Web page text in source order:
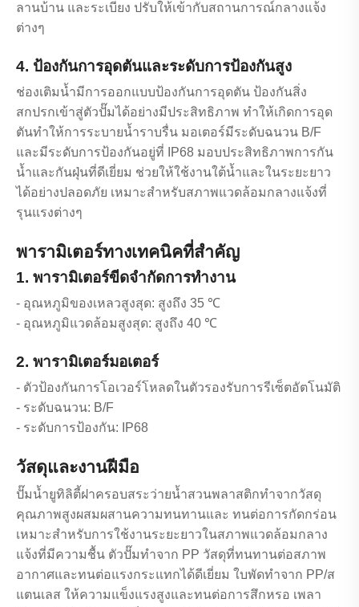
ลานบ้าน และระเบียง ปรับให้เข้ากับสถานการณ์กลางแจ้ง
ต่างๆ
4. ป้องกันการอุดตันและระดับการป้องกันสูง
ช่องเติมน้ำมีการออกแบบป้องกันการอุดตัน ป้องกันสิ่ง
สกปรกเข้าสู่ตัวปั๊มได้อย่างมีประสิทธิภาพ ทำให้เกิดการอุด
ตันทำให้การระบายน้ำราบรื่น มอเตอร์มีระดับฉนวน B/F
และมีระดับการป้องกันอยู่ที่ IP68 มอบประสิทธิภาพการกัน
น้ำและกันฝุ่นที่ดีเยี่ยม ช่วยให้ใช้งานใต้น้ำและในระยะยาว
ได้อย่างปลอดภัย เหมาะสำหรับสภาพแวดล้อมกลางแจ้งที่
รุนแรงต่างๆ
พารามิเตอร์ทางเทคนิคที่สำคัญ
1. พารามิเตอร์ขีดจำกัดการทำงาน
- อุณหภูมิของเหลวสูงสุด: สูงถึง 35 ℃
- อุณหภูมิแวดล้อมสูงสุด: สูงถึง 40 ℃
2. พารามิเตอร์มอเตอร์
- ตัวป้องกันการโอเวอร์โหลดในตัวรองรับการรีเซ็ตอัตโนมัติ
- ระดับฉนวน: B/F
- ระดับการป้องกัน: IP68
วัสดุและงานฝีมือ
ปั๊มน้ำยูทิลิตี้ฝาครอบสระว่ายน้ำสวนพลาสติกทำจากวัสดุ
คุณภาพสูงผสมผสานความทนทานและ ทนต่อการกัดกร่อน
เหมาะสำหรับการใช้งานระยะยาวในสภาพแวดล้อมกลาง
แจ้งที่มีความชื้น ตัวปั๊มทำจาก PP วัสดุที่ทนทานต่อสภาพ
อากาศและทนต่อแรงกระแทกได้ดีเยี่ยม ใบพัดทำจาก PP/ส
แตนเลส ให้ความแข็งแรงสูงและทนต่อการสึกหรอ เพลา